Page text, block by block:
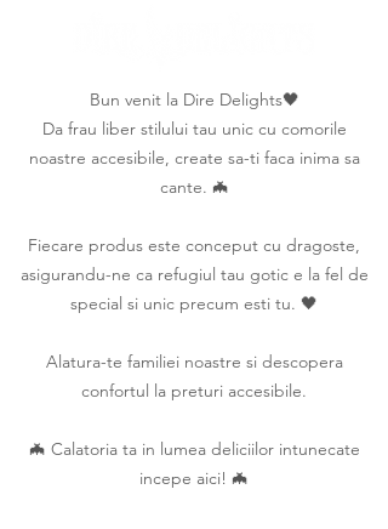
Bun venit la Dire Delights🖤
Da frau liber stilului tau unic cu comorile
noastre accesibile, create sa-ti faca inima sa
cante. 🦇
Fiecare produs este conceput cu dragoste,
asigurandu-ne ca refugiul tau gotic e la fel de
special si unic precum esti tu. 🖤
Alatura-te familiei noastre si descopera
confortul la preturi accesibile.
🦇 Calatoria ta in lumea deliciilor intunecate
incepe aici! 🦇